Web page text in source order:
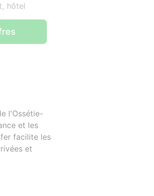
hôtel
l'Ossétie-
et les
facilite les
et